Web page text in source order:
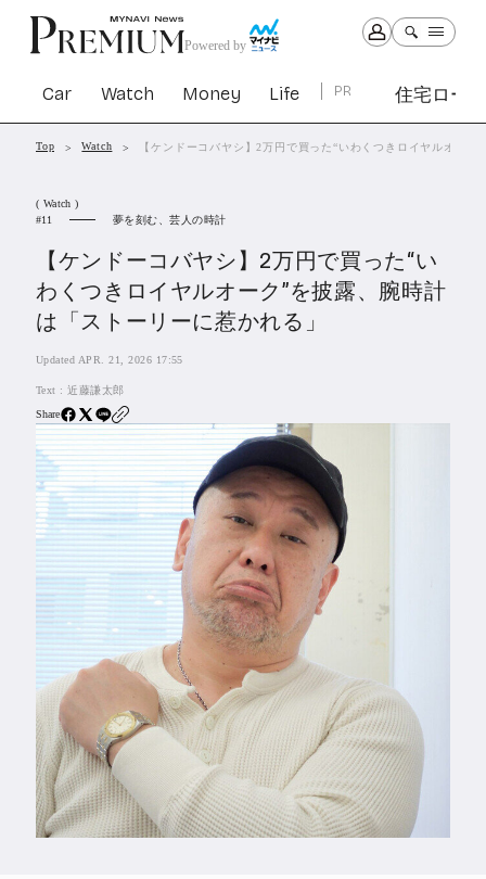
Powered by
Car Watch Money Life PR 住宅ロー
Car Watch Money
PR
住宅ローン363
SBIネオトレード証券
All Articles
特集&連載記事
Feature
Series
Top Watch 【ケンドーコバヤシ】2万円で買った“いわくつきロイヤルオー
( Watch )
11
夢を刻む、芸人の時計
【ケンドーコバヤシ】2万円で買った“い
わくつきロイヤルオーク”を披露、腕時計
は「ストーリーに惹かれる」
Updated APR. 21, 2026 17:55
Text :近藤謙太郎
Share